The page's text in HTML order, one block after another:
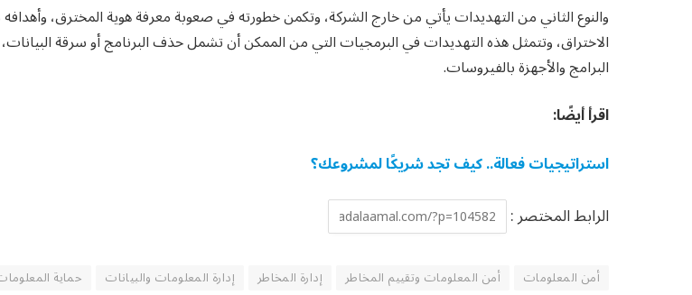
والنوع الثاني من التهديدات يأتي من خارج الشركة، وتكمن خطورته في صعوبة معرفة هوية المخترق،
الاختراق، وتتمثل هذه التهديدات في البرمجيات التي من الممكن أن تشمل حذف البرنامج أو سرقة
البرامج والأجهزة بالفيروسات.
اقرأ أيضًا:
استراتيجيات فعالة.. كيف تجد شريكًا لمشروعك؟
الرابط المختصر :
أمن المعلومات أمن المعلومات وتقييم المخاطر إدارة المخاطر إدارة المعلومات والبيانات حماية